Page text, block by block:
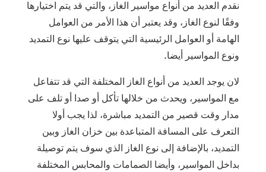
نقدم العديد من أنواع مواسير الغاز، والتي قد يتم اختيارها
وفقًا لنوع الغاز، وقد يعتبر أن هذا الأمر من العوامل
الهامة أو العوامل الرئيسية التي يتوقف عليها نوع التمديد
ونوع المواسير أيضا.
لان يوجد العديد من أنواع الغاز المختلفة التي قد تتفاعل
مع المواسير، ويحدث من خلالها تأكل أو صدا أو تلف على
مدار وقت قصير من التمديد مباشرة، لذا يجب أولا
التعرف على المسافة المتباعدة بين خزان الغاز وبين
التمديد، بالإضافة إلى نوع الغاز الذي سوف يتم توصيلة
بداخل المواسير، وأيضا الصمامات والمحابس المختلفة